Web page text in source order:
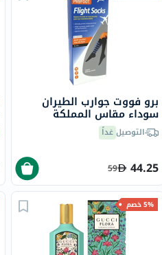
برو فووت جوارب الطيران
سوداء مقاس المملكة
P72002/2
التوصيلغداً
44.25
59
5% خصم